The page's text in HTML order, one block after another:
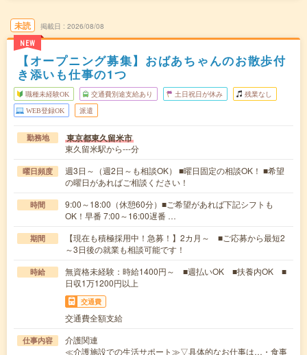
未読
NEW
掲載日 2026/08/08
【オープニング募集】おばあちゃんのお散歩付
き添いも仕事の1つ
職種未経験OK 交通費別途支給あり 土日祝日が休み 残業なし
WEB登録OK 派遣
勤務地 東京都東久留米市
東久留米駅から---分
曜日頻度
週3日～（週2日～も相談OK） ■曜日固定の相談OK！ ■希望
の曜日があればご相談ください！
時間
9:00～18:00（休憩60分）■ご希望があれば下記シフトも
OK！早番 7:00～16:00遅番 …
期間
【現在も積極採用中！急募！】2カ月～ ■ご応募から最短2
～3日後の就業も相談可能です！
時給
無資格未経験：時給1400円～ ■週払いOK ■扶養内OK ■
日収1万1200円以上
交通費
交通費全額支給
仕事内容
介護関連
≪介護施設での生活サポート≫▽具体的なお仕事は…・食事